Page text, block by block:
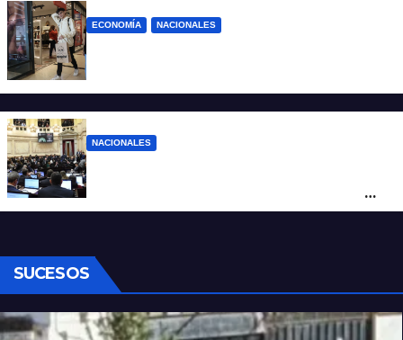
ECONOMÍA NACIONALES
NACIONALES
Senado
SUCESOS